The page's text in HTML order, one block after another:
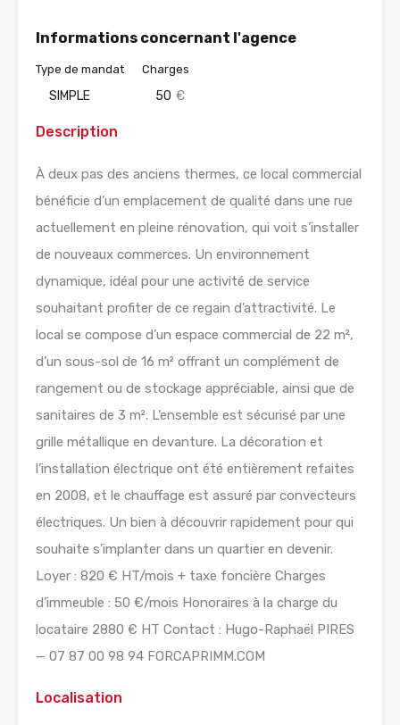
Informations concernant l'agence
Type de mandat
SIMPLE
Charges
50 €
Description
À deux pas des anciens thermes, ce local commercial
bénéficie d’un emplacement de qualité dans une rue
actuellement en pleine rénovation, qui voit s’installer
de nouveaux commerces. Un environnement
dynamique, idéal pour une activité de service
souhaitant profiter de ce regain d’attractivité. Le
local se compose d’un espace commercial de 22 m²,
d’un sous-sol de 16 m² offrant un complément de
rangement ou de stockage appréciable, ainsi que de
sanitaires de 3 m². L’ensemble est sécurisé par une
grille métallique en devanture. La décoration et
l’installation électrique ont été entièrement refaites
en 2008, et le chauffage est assuré par convecteurs
électriques. Un bien à découvrir rapidement pour qui
souhaite s’implanter dans un quartier en devenir.
Loyer : 820 € HT/mois + taxe foncière Charges
d’immeuble : 50 €/mois Honoraires à la charge du
locataire 2880 € HT Contact : Hugo-Raphaël PIRES
— 07 87 00 98 94 FORCAPRIMM.COM
Localisation